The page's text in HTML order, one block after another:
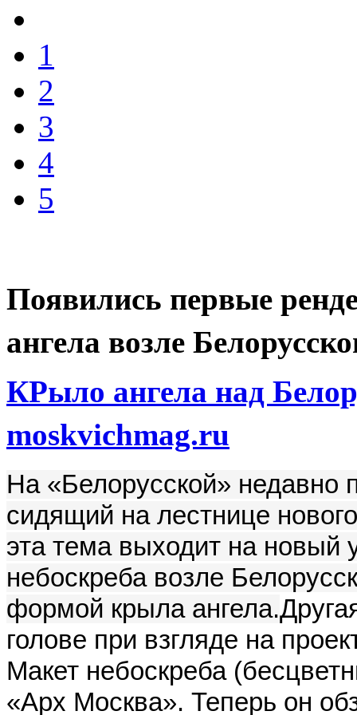
1
2
3
4
5
Появились первые
ангела возле
КРыло ангела над
moskvichmag.ru
На «Белорусской» недавно
сидящий на лестнице
эта тема выходит на новый
небоскреба возле
формой крыла ангела.
голове при взгляде на
Макет небоскреба
«Арх Москва». Теперь он